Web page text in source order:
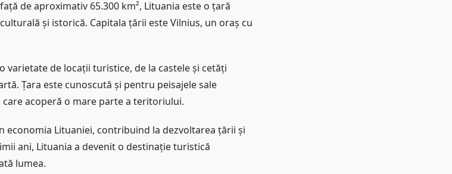
de aproximativ 65.300 km², Lituania este o țară
și istorică. Capitala țării este Vilnius, un oraș cu
de locații turistice, de la castele și cetăți
Țara este cunoscută și pentru peisajele sale
acoperă o mare parte a teritoriului.
economia Lituaniei, contribuind la dezvoltarea țării și
ani, Lituania a devenit o destinație turistică
lumea.